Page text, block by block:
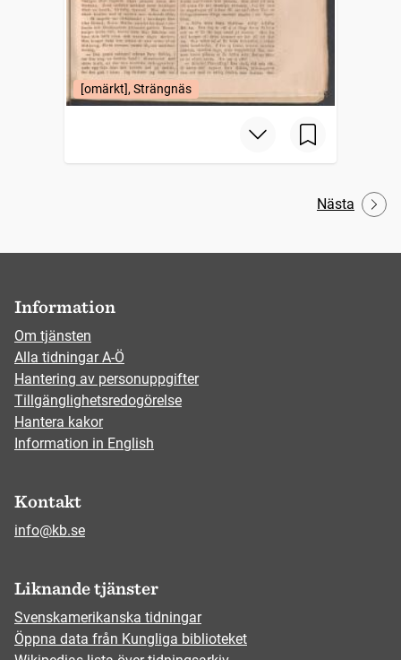
[omärkt], Strängnäs
Nästa
Information
Om tjänsten
Alla tidningar A-Ö
Hantering av personuppgifter
Tillgänglighetsredogörelse
Hantera kakor
Information in English
Kontakt
info@kb.se
Liknande tjänster
Svenskamerikanska tidningar
Öppna data från Kungliga biblioteket